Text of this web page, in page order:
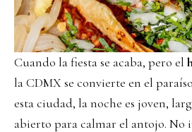
Cuando la fiesta se acaba, pero el
la CDMX se convierte en el
esta ciudad, la noche es joven,
abierto para calmar el antojo. No